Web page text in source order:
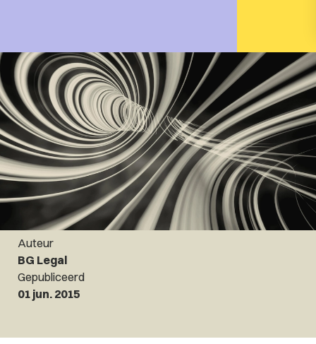
Auteur
BG Legal
Gepubliceerd
01 jun. 2015